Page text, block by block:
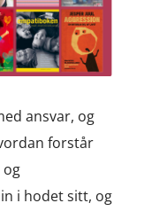
ansvar, og
forstår
og
i hodet sitt, og